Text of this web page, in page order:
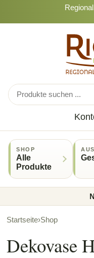
SHOP
Alle
Produkte
Startseite›Shop
Dekovase